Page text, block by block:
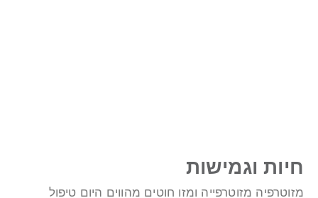
וגמישות
מזוטרפייה ומזו חוטים מהווים היום טיפול